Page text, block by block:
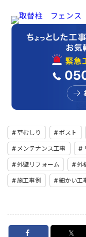
草むしり ポスト
メンテナンス工事
外壁リフォーム 外
施工事例 細かい工
𝕏